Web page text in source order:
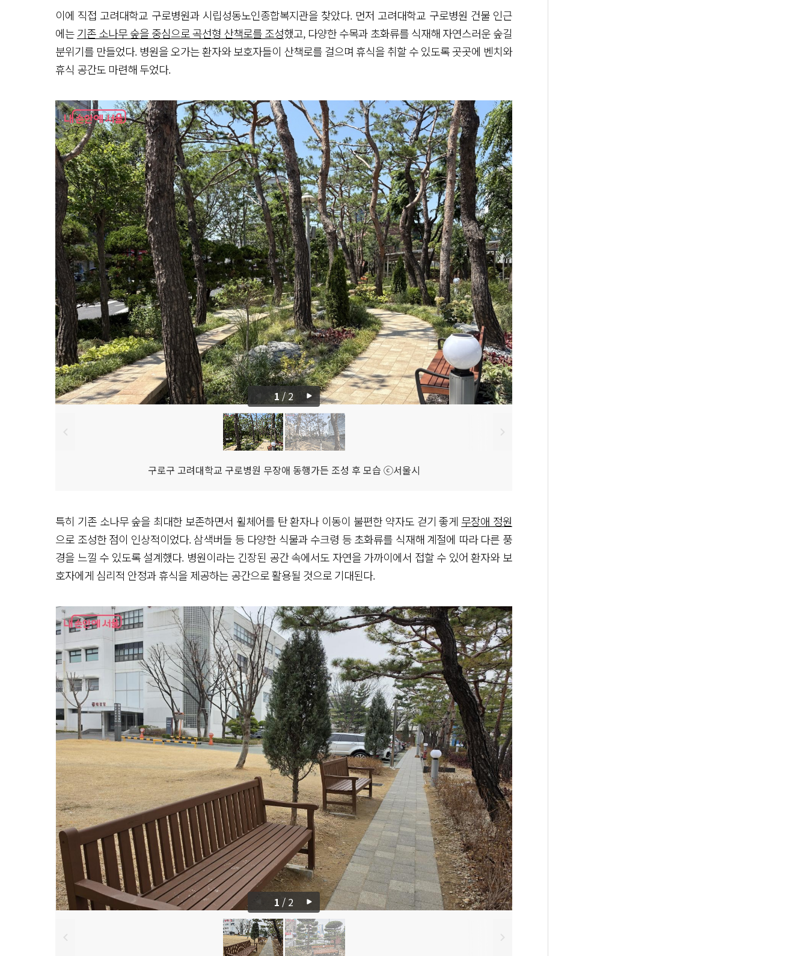
이에 직접 고려대학교 구로병원과 시립성동노인종합복지관을 찾았다. 먼저 고려대학교 구로병원 건물 인근
에는기존 소나무 숲을 중심으로 곡선형 산책로를 조성했고, 다양한 수목과 초화류를 식재해 자연스러운 숲길
분위기를 만들었다. 병원을 오가는 환자와 보호자들이 산책로를 걸으며 휴식을 취할 수 있도록 곳곳에 벤치와
휴식 공간도 마련해 두었다.
구로구 고려대학교 구로병원 무장애 동행가든 조성 후 모습 ⓒ서울시
1/2
특히 기존 소나무 숲을 최대한 보존하면서 휠체어를 탄 환자나 이동이 불편한 약자도 걷기 좋게 무장애 정원
으로 조성한 점이 인상적이었다. 삼색버들 등 다양한 식물과 수크령 등 초화류를 식재해 계절에 따라 다른 풍
경을 느낄 수 있도록 설계했다. 병원이라는 긴장된 공간 속에서도 자연을 가까이에서 접할 수 있어 환자와 보
호자에게 심리적 안정과 휴식을 제공하는 공간으로 활용될 것으로 기대된다.
1 / 2